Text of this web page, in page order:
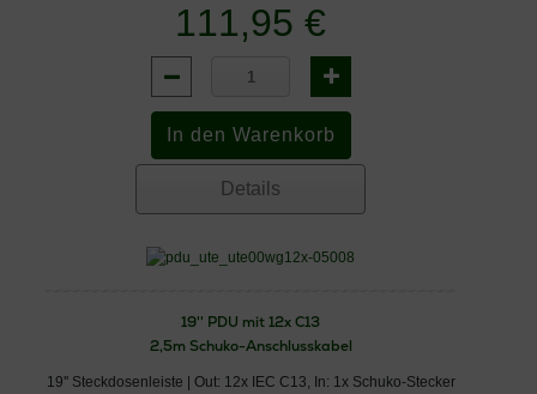
111,95 €
Details
19'' PDU mit 12x C13
2,5m Schuko-Anschlusskabel
19'' Steckdosenleiste | Out: 12x IEC C13, In: 1x Schuko-Stecker